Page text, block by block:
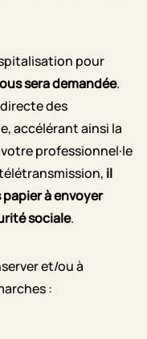
pour
sera demandée.
des
accélérant ainsi la
professionnel·le
il
à envoyer
sociale.
et/ou à
: